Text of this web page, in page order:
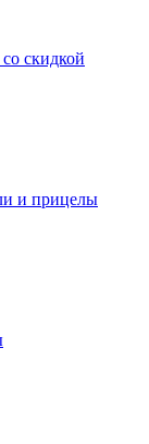
скидкой
и прицелы